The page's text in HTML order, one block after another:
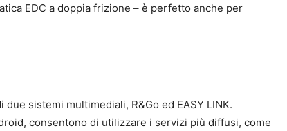
EDC a doppia frizione – è perfetto anche per
due sistemi multimediali, R&Go ed EASY LINK.
consentono di utilizzare i servizi più diffusi, come